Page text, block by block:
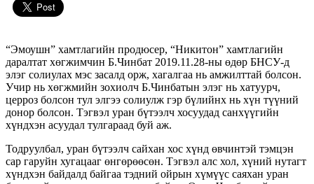
“Эмоушн” хамтлагийн продюсер, “Никитон” хамтлагийн
даралтат хөгжимчин Б.Чинбат 2019.11.28-ны өдөр БНСУ-д
элэг солиулах мэс засалд орж, хагалгаа нь амжилттай болсон.
Учир нь хөгжмийн зохиолч Б.Чинбатын элэг нь хатуурч,
церроз болсон тул элгээ солиулж гэр бүлийнх нь хүн түүний
донор болсон. Тэгвэл уран бүтээлч хосуудад санхүүгийн
хүндхэн асуудал тулгараад буй аж.
Тодруулбал, уран бүтээлч сайхан хос хүнд өвчинтэй тэмцэн
сар гаруйн хугацааг өнгөрөөсөн. Тэгвэл алс хол, хүний нутагт
хүндхэн байдалд байгаа тэдний ойрын хүмүүс саяхан уран